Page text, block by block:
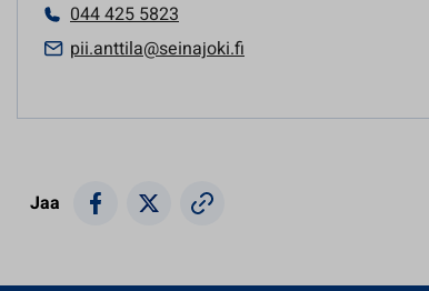
044 425 5823
pii.anttila@seinajoki.fi
Jaa